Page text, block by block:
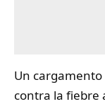
Un cargamento
contra la fiebre